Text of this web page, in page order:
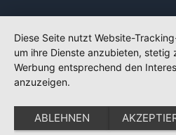
Diese Seite nutzt Website-
um ihre Dienste anzubieten, stetig
Werbung entsprechend den
anzuzeigen.
ABLEHNEN